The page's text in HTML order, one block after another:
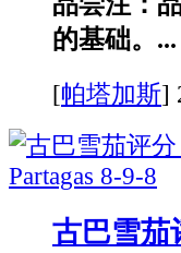
的基础。...
[帕塔加斯]
古巴雪茄